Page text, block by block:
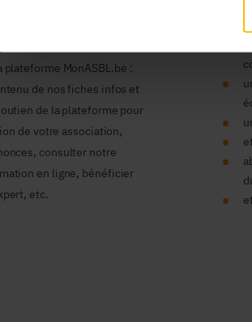
est nécessaire pour
de votre ASBL des
plateforme MonASBL.be :
de nos fiches infos et
de la plateforme pour
de votre association,
consulter notre
en ligne, bénéficier
etc.